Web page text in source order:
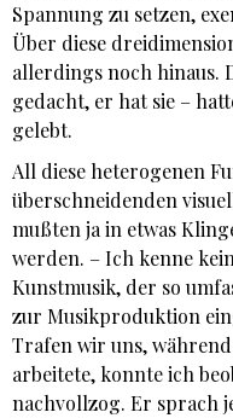
Spannung zu setzen,
Über diese
allerdings noch hinaus.
gedacht, er hat sie –
gelebt.
All diese heterogenen
überschneidenden
mußten ja in etwas
werden. – Ich kenne
Kunstmusik, der so
zur Musikproduktion
Trafen wir uns,
arbeitete, konnte ich
nachvollzog. Er sprach